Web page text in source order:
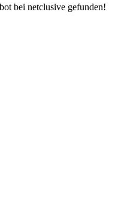
bei netclusive gefunden!